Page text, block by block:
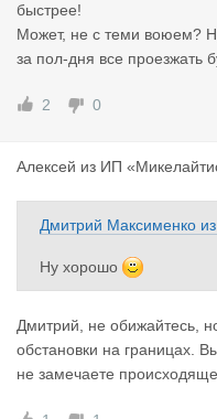
быстрее!
Может, не с теми воюем?
за пол-дня все проезжать
2 0
Алексей из ИП
Дмитрий Максименко из
Ну хорошо
Всё, малышей
Очереди теперь
дут быстрее!
Может, не с теми
я, и за пол-дня все
Дмитрий, не обижайтесь,
обстановки на границах.
не замечаете